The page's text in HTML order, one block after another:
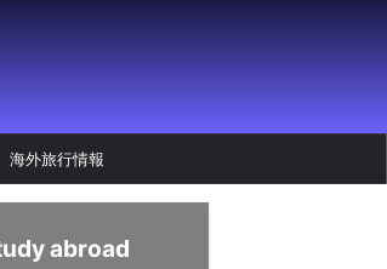
海外旅行情報
abroad